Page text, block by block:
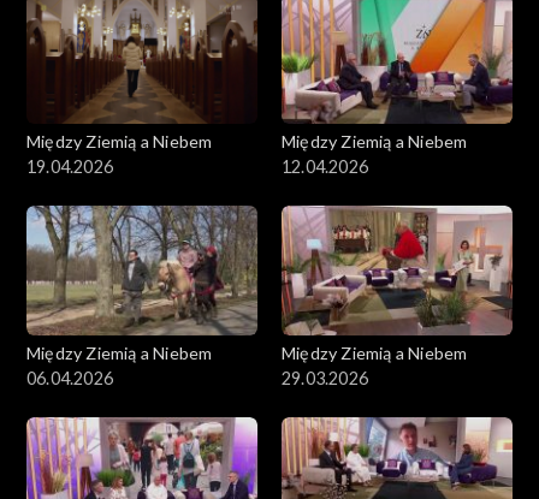
Między Ziemią a Niebem
19.04.2026
Między Ziemią a Niebem
12.04.2026
Między Ziemią a Niebem
06.04.2026
Między Ziemią a Niebem
29.03.2026